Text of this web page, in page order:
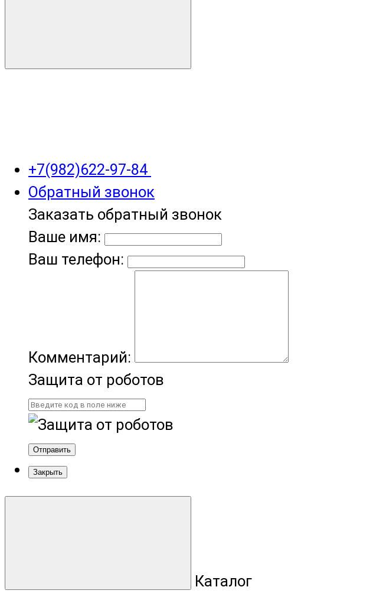
+7(982)622-97-84
Обратный звонок
Заказать обратный звонок
Ваше имя:
Ваш телефон:
Комментарий:
Защита от роботов
Отправить
Закрыть
Каталог